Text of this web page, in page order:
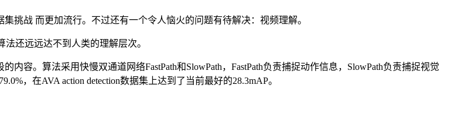
挑战 而更加流行。不过还有一个令人恼火的问题有待解决：视频理解。
还远远达不到人类的理解层次。
内容。算法采用快慢双通道网络FastPath和SlowPath，FastPath负责捕捉动作信息，SlowPath负责捕捉视觉
，在AVA action detection数据集上达到了当前最好的28.3mAP。